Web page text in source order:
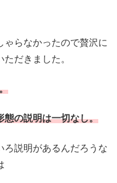
ゃらなかったので贅沢に
だきました。
態の説明は一切なし。
ろ説明があるんだろうな